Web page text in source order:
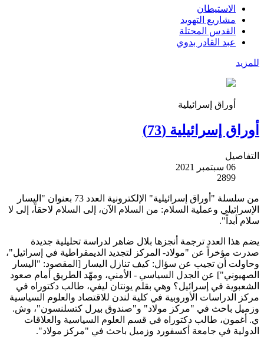
الاستيطان
مشاريع التهويد
القدس المحتلة
عبد القادر بدوي
للمزيد
أوراق إسرائيلية
أوراق إسرائيلية (73)
التفاصيل
06 سبتمبر 2021
2899
من سلسلة "أوراق إسرائيلية" الإلكترونية العدد 73 بعنوان "اليسار
الإسرائيلي وعملية السلام: من السلام الآن، إلى السلام لاحقاً، إلى لا
سلام أبداً".
يضم هذا العدد ترجمة أنجزها بلال ضاهر لدراسة تحليلية جديدة
صدرت مؤخراً عن "مولاد- المركز لتجديد الديمقراطية في إسرائيل"،
وحاولت أن تجيب عن سؤال: كيف تنازل اليسار [المقصود: "اليسار
الصهيوني"] عن الجدل السياسي - الأمني، ومهّد الطريق أمام صعود
الشعبوية في إسرائيل؟ وهي بقلم يونتان ليفي، طالب دكتوراه في
مركز الدراسات الأوروبية في كلية لندن للاقتصاد والعلوم السياسية
وزميل باحث في "مركز مولاد" و"صندوق بيرل كتسلنسون"، وش.
ي. أغمون، طالب دكتوراه في قسم العلوم السياسية والعلاقات
الدولية في جامعة أكسفورد وزميل باحث في "مركز مولاد".